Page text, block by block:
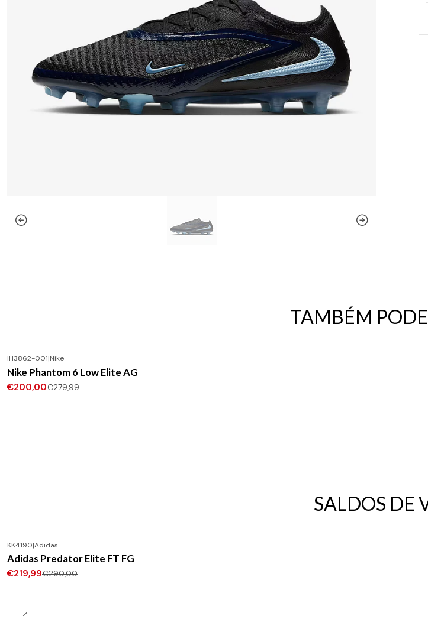
TAMBÉM
DESCONTO
IH3862-001|Nike
Nike Phantom 6 Low Elite AG
€200,00€279,99
SALDOS DE
-24%DESCONTO
Novo
KK4190|Adidas
Adidas Predator Elite FT FG
€219,99€290,00